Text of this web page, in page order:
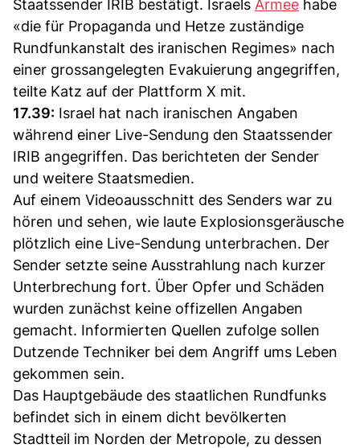
Staatssender IRIB bestätigt. Israels Armee habe
«die für Propaganda und Hetze zuständige
Rundfunkanstalt des iranischen Regimes» nach
einer grossangelegten Evakuierung angegriffen,
teilte Katz auf der Plattform X mit.
17.39: Israel hat nach iranischen Angaben
während einer Live-Sendung den Staatssender
IRIB angegriffen. Das berichteten der Sender
und weitere Staatsmedien.
Auf einem Videoausschnitt des Senders war zu
hören und sehen, wie laute Explosionsgeräusche
plötzlich eine Live-Sendung unterbrachen. Der
Sender setzte seine Ausstrahlung nach kurzer
Unterbrechung fort. Über Opfer und Schäden
wurden zunächst keine offizellen Angaben
gemacht. Informierten Quellen zufolge sollen
Dutzende Techniker bei dem Angriff ums Leben
gekommen sein.
Das Hauptgebäude des staatlichen Rundfunks
befindet sich in einem dicht bevölkerten
Stadtteil im Norden der Metropole, zu dessen